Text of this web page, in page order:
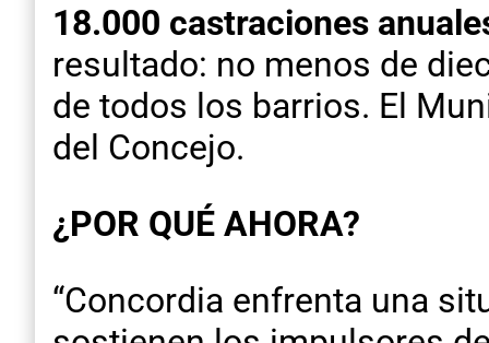
18.000 castraciones
resultado: no menos de
de todos los barrios. El
del Concejo.
¿POR QUÉ AHORA?
“Concordia enfrenta una